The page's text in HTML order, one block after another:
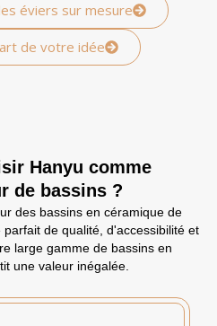
éviers sur mesure
de votre idée
Hanyu comme
de bassins ?
des bassins en céramique de
de qualité, d'accessibilité et
large gamme de bassins en
une valeur inégalée.